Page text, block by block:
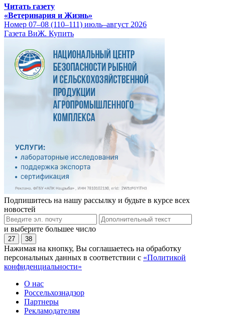
Читать газету
«Ветеринария и Жизнь»
Номер 07–08 (110–111) июль–август 2026
Газета ВиЖ. Купить
Подпишитесь на нашу рассылку и будьте в курсе всех
новостей
и выберите большее число
27 38
Нажимая на кнопку, Вы соглашаетесь на обработку
персональных данных в соответствии с «Политикой
конфиденциальности»
О нас
Россельхознадзор
Партнеры
Рекламодателям